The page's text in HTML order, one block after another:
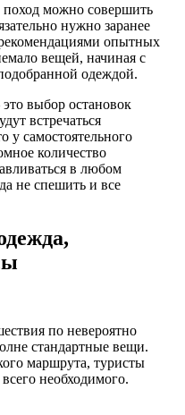
можно совершить
нужно заранее
опытных
вещей, начиная с
одеждой.
выбор остановок
встречаться
у самостоятельного
количество
в любом
не спешить и все
по невероятно
стандартные вещи.
маршрута, туристы
необходимого.